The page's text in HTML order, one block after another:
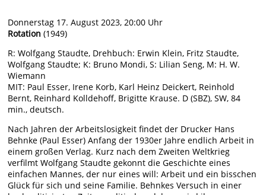
Donnerstag 17. August 2023, 20:00 Uhr
Rotation (1949)
R: Wolfgang Staudte, Drehbuch: Erwin Klein, Fritz Staudte,
Wolfgang Staudte; K: Bruno Mondi, S: Lilian Seng, M: H. W.
Wiemann
MIT: Paul Esser, Irene Korb, Karl Heinz Deickert, Reinhold
Bernt, Reinhard Kolldehoff, Brigitte Krause. D (SBZ), SW, 84
min., deutsch.
Nach Jahren der Arbeitslosigkeit findet der Drucker Hans
Behnke (Paul Esser) Anfang der 1930er Jahre endlich Arbeit in
einem großen Verlag. Kurz nach dem Zweiten Weltkrieg
verfilmt Wolfgang Staudte gekonnt die Geschichte eines
einfachen Mannes, der nur eines will: Arbeit und ein bisschen
Glück für sich und seine Familie. Behnkes Versuch in einer